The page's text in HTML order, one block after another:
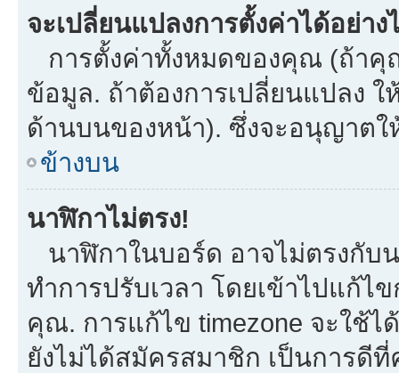
จะเปลี่ยนแปลงการตั้งค่าได้อย่าง
การตั้งค่าทั้งหมดของคุณ (ถ้าคุ
ข้อมูล. ถ้าต้องการเปลี่ยนแปลง
ด้านบนของหน้า). ซึ่งจะอนุญาต
ข้างบน
นาฬิกาไม่ตรง!
นาฬิกาในบอร์ด อาจไม่ตรงกั
ทำการปรับเวลา โดยเข้าไปแก้ไ
คุณ. การแก้ไข timezone จะใช้
ยังไม่ได้สมัครสมาชิก เป็นการ